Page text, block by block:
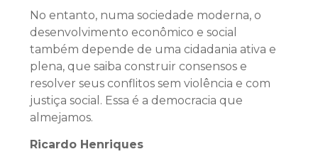
No entanto, numa sociedade moderna, o
desenvolvimento econômico e social
também depende de uma cidadania ativa e
plena, que saiba construir consensos e
resolver seus conflitos sem violência e com
justiça social. Essa é a democracia que
almejamos.
Ricardo Henriques